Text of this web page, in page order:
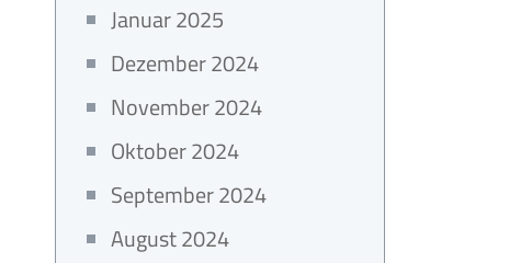
Januar 2025
Dezember 2024
November 2024
Oktober 2024
September 2024
August 2024